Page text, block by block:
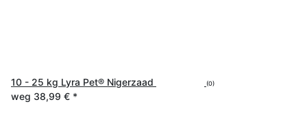
10 - 25 kg Lyra Pet® Nigerzaad (0)
weg 38,99 € *